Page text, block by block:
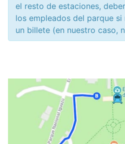
el resto de estaciones,
los empleados del parque
un billete (en nuestro caso,